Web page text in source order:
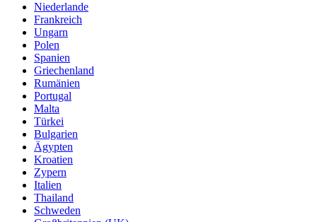
Niederlande
Frankreich
Ungarn
Polen
Spanien
Griechenland
Rumänien
Portugal
Malta
Türkei
Bulgarien
Ägypten
Kroatien
Zypern
Italien
Thailand
Schweden